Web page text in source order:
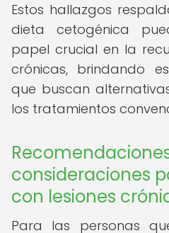
Estos hallazgos
dieta cetogénica
papel crucial en la
crónicas, brindando
que buscan
los tratamientos
consideraciones
con lesiones
Para las personas